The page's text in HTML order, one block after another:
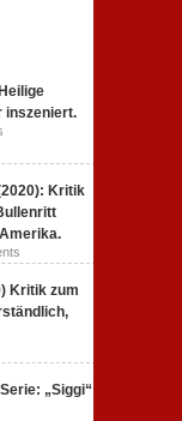
inszeniert.
Kritik
Kritik zum
„Siggi“